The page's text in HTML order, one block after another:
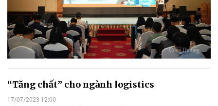
“Tăng chất” cho ngành logistics
17/07/2023 12:00